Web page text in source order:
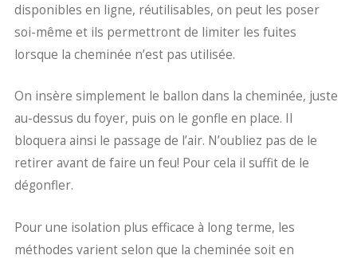
disponibles en ligne, réutilisables, on peut les poser
soi-même et ils permettront de limiter les fuites
lorsque la cheminée n’est pas utilisée.
On insère simplement le ballon dans la cheminée, juste
au-dessus du foyer, puis on le gonfle en place. Il
bloquera ainsi le passage de l’air. N’oubliez pas de le
retirer avant de faire un feu! Pour cela il suffit de le
dégonfler.
Pour une isolation plus efficace à long terme, les
méthodes varient selon que la cheminée soit en